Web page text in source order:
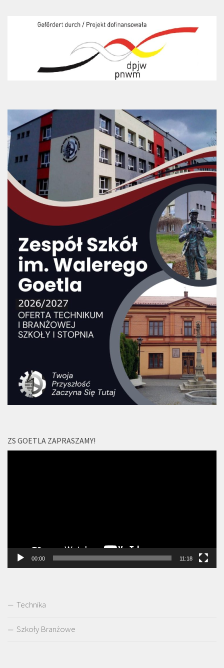
ZS GOETLA ZAPRASZAMY!
00:00 11:18
Technika
Szkoły Branżowe